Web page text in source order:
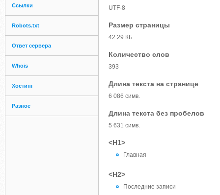
Ссылки
Robots.txt
Ответ сервера
Whois
Хостинг
Разное
UTF-8
Размер страницы
42.29 КБ
Количество слов
393
Длина текста на странице
6 086 симв.
Длина текста без пробелов
5 631 симв.
<H1>
Главная
<H2>
Последние записи